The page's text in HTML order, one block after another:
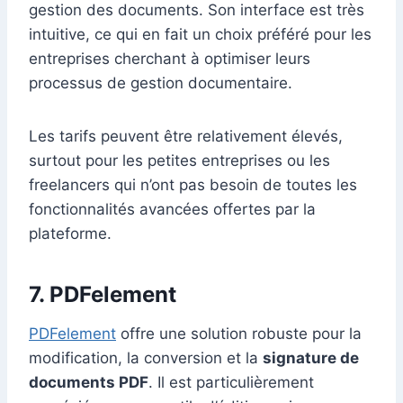
gestion des documents. Son interface est très
intuitive, ce qui en fait un choix préféré pour les
entreprises cherchant à optimiser leurs
processus de gestion documentaire.
Les tarifs peuvent être relativement élevés,
surtout pour les petites entreprises ou les
freelancers qui n’ont pas besoin de toutes les
fonctionnalités avancées offertes par la
plateforme.
7. PDFelement
PDFelement offre une solution robuste pour la
modification, la conversion et la signature de
documents PDF. Il est particulièrement